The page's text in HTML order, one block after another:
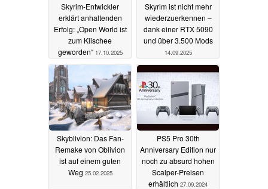
Skyrim-Entwickler
erklärt anhaltenden
Erfolg: „Open World ist
zum Klischee
geworden“ 17.10.2025
Skyrim ist nicht mehr
wiederzuerkennen –
dank einer RTX 5090
und über 3.500 Mods
14.09.2025
Skyblivion: Das Fan-
Remake von Oblivion
ist auf einem guten
Weg 25.02.2025
PS5 Pro 30th
Anniversary Edition nur
noch zu absurd hohen
Scalper-Preisen
erhältlich 27.09.2024